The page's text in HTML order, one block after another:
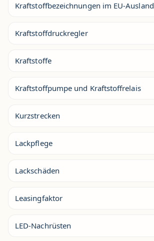
Kraftstoffbezeichnungen im EU-Ausland
Kraftstoffdruckregler
Kraftstoffe
Kraftstoffpumpe und Kraftstoffrelais
Kurzstrecken
Lackpflege
Lackschäden
Leasingfaktor
LED-Nachrüsten